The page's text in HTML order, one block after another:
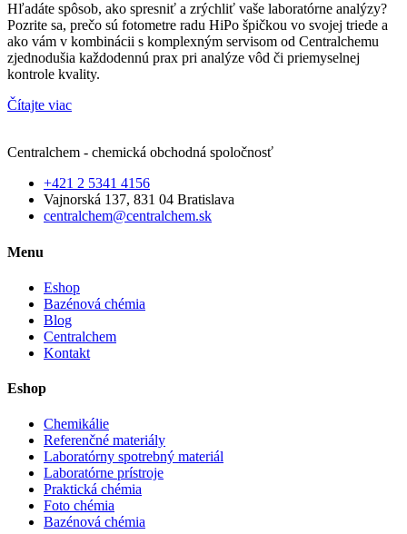
Hľadáte spôsob, ako spresniť a zrýchliť vaše laboratórne analýzy?
Pozrite sa, prečo sú fotometre radu HiPo špičkou vo svojej triede a
ako vám v kombinácii s komplexným servisom od Centralchemu
zjednodušia každodennú prax pri analýze vôd či priemyselnej
kontrole kvality.
Čítajte viac
Centralchem - chemická obchodná spoločnosť
+421 2 5341 4156
Vajnorská 137, 831 04 Bratislava
centralchem@centralchem.sk
Menu
Eshop
Bazénová chémia
Blog
Centralchem
Kontakt
Eshop
Chemikálie
Referenčné materiály
Laboratórny spotrebný materiál
Laboratórne prístroje
Praktická chémia
Foto chémia
Bazénová chémia